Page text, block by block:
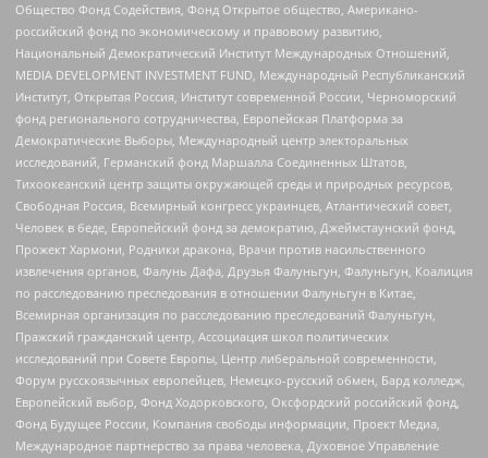
Общество Фонд Содействия, Фонд Открытое общество, Американо-
российский фонд по экономическому и правовому развитию,
Национальный Демократический Институт Международных Отношений,
MEDIA DEVELOPMENT INVESTMENT FUND, Международный Республиканский
Институт, Открытая Россия, Институт современной России, Черноморский
фонд регионального сотрудничества, Европейская Платформа за
Демократические Выборы, Международный центр электоральных
исследований, Германский фонд Маршалла Соединенных Штатов,
Тихоокеанский центр защиты окружающей среды и природных ресурсов,
Свободная Россия, Всемирный конгресс украинцев, Атлантический совет,
Человек в беде, Европейский фонд за демократию, Джеймстаунский фонд,
Прожект Хармони, Родники дракона, Врачи против насильственного
извлечения органов, Фалунь Дафа, Друзья Фалуньгун, Фалуньгун, Коалиция
по расследованию преследования в отношении Фалуньгун в Китае,
Всемирная организация по расследованию преследований Фалуньгун,
Пражский гражданский центр, Ассоциация школ политических
исследований при Совете Европы, Центр либеральной современности,
Форум русскоязычных европейцев, Немецко-русский обмен, Бард колледж,
Европейский выбор, Фонд Ходорковского, Оксфордский российский фонд,
Фонд Будущее России, Компания свободы информации, Проект Медиа,
Международное партнерство за права человека, Духовное Управление